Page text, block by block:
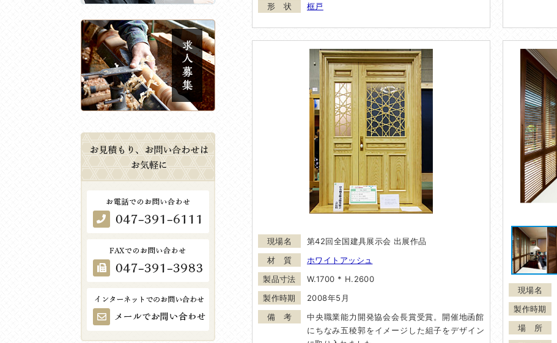
框戸
第42回全国建具展示会 出展作品
ホワイトアッシュ
W.1700 * H.2600
2008年5月
中央職業能力開発協会会長賞受賞。開催地函館
にちなみ五稜郭をイメージした組子をデザイン